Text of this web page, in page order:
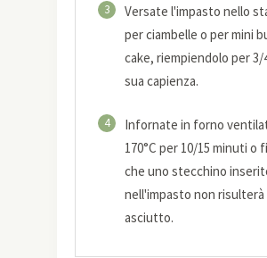
3
Versate l'impasto nello
per ciambelle o per mini
cake, riempiendolo per 3/
sua capienza.
4
Infornate in forno
170°C per 10/15 minuti o
che uno stecchino
nell'impasto non risulterà
asciutto.